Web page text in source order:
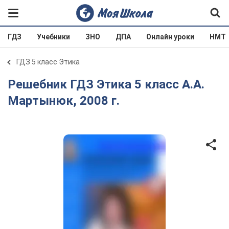
ГДЗ Учебники ЗНО ДПА Онлайн уроки НМТ
ГДЗ 5 класс Этика
Решебник ГДЗ Этика 5 класс А.А.
Мартынюк, 2008 г.